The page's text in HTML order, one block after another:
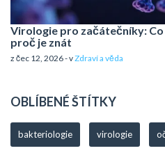
Virologie pro začátečníky:
proč je znát
z čec 12, 2026 - vZdraví a věda
OBLÍBENÉ ŠTÍTKY
bakteriologie virologie